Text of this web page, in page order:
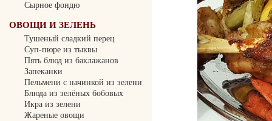
Сырное фондю
ОВОЩИ И ЗЕЛЕНЬ
Тушеный сладкий перец
Суп-пюре из тыквы
Пять блюд из баклажанов
Запеканки
Пельмени с начинкой из зелени
Блюда из зелёных бобовых
Икра из зелени
Жареные овощи